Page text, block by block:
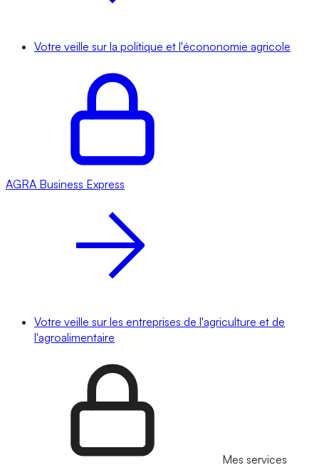
Votre veille sur la politique et l'écononomie agricole
AGRA Business Express
Votre veille sur les entreprises de l'agriculture et de
l'agroalimentaire
Mes services